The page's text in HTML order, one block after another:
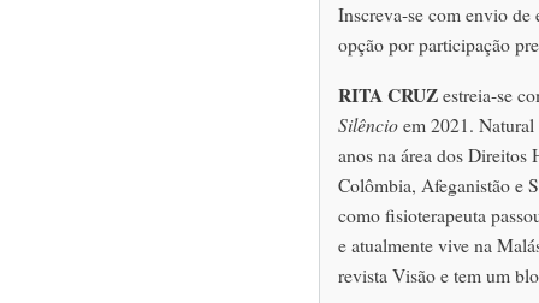
Inscreva-se com envio
opção por participação
RITA CRUZestreia-se
Silêncioem 2021.
anos na área dos Direitos
Colômbia, Afeganistão e
como fisioterapeuta
e atualmente vive na
revista Visão e tem um